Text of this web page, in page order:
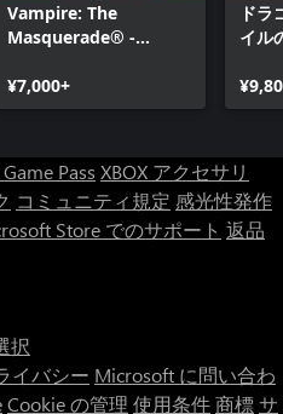
Vampire: The
Masquerade® -
¥7,000+
ド
イル
Pass XBOX アクセサリ
コミュニティ規定 感光性発作
Store でのサポート 返品
択
イバシー Microsoft に問い合わ
Cookie の管理 使用条件商標サ